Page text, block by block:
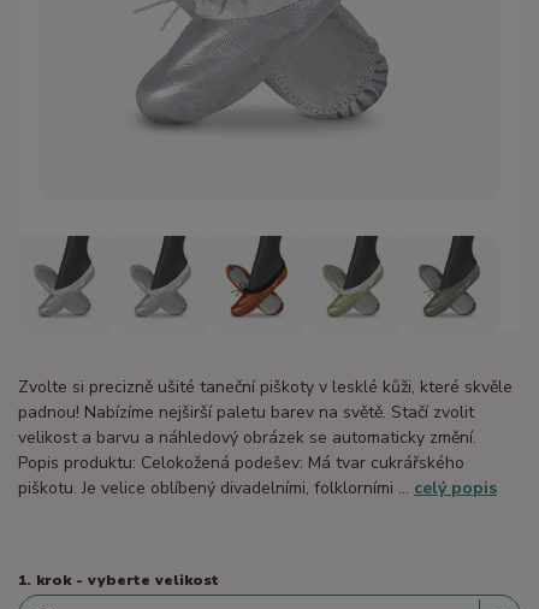
Zvolte si precizně ušité taneční piškoty v lesklé kůži, které skvěle
padnou! Nabízíme nejširší paletu barev na světě. Stačí zvolit
velikost a barvu a náhledový obrázek se automaticky změní.
Popis produktu: Celokožená podešev: Má tvar cukrářského
piškotu. Je velice oblíbený divadelními, folklorními ... celý popis
1. krok - vyberte velikost